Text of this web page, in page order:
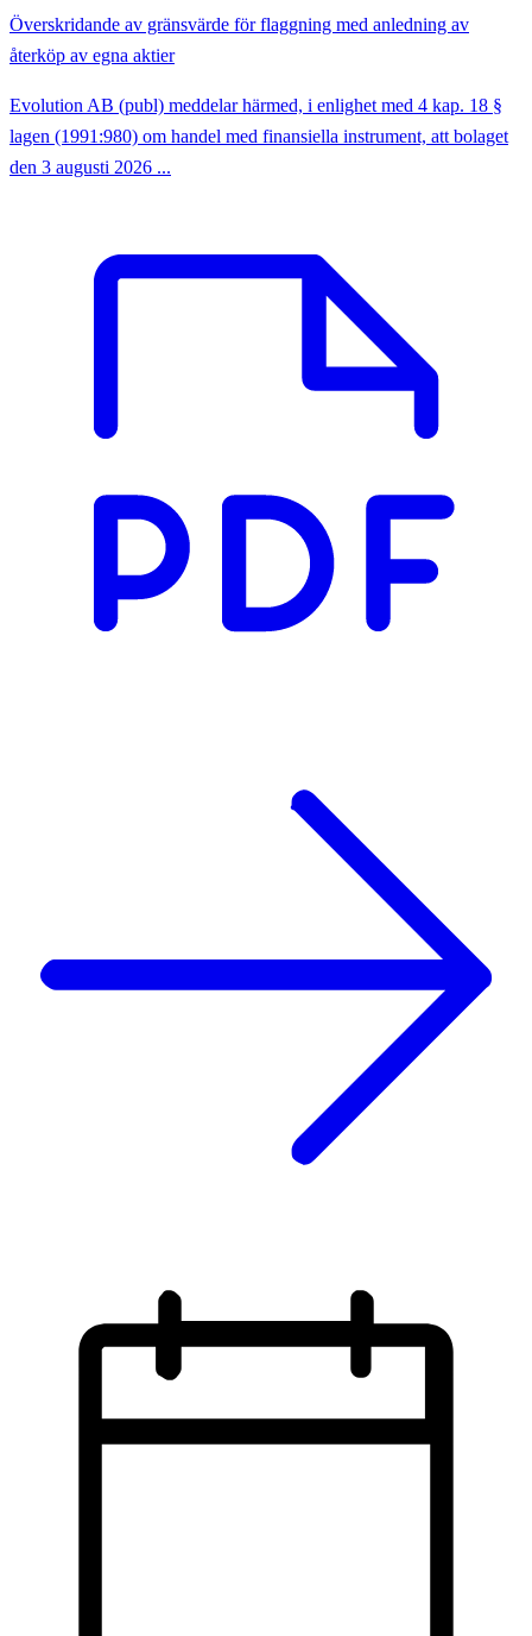
Överskridande av gränsvärde för flaggning med anledning av
återköp av egna aktier
Evolution AB (publ) meddelar härmed, i enlighet med 4 kap. 18 §
lagen (1991:980) om handel med finansiella instrument, att bolaget
den 3 augusti 2026 ...